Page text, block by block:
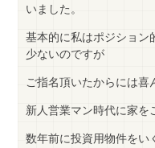
いました。
基本的に私はポジション
少ないのですが
ご指名頂いたからには喜
新人営業マン時代に家を
数年前に投資用物件をい